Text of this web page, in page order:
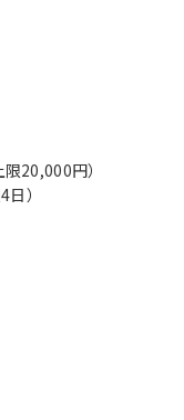
20,000円）
）